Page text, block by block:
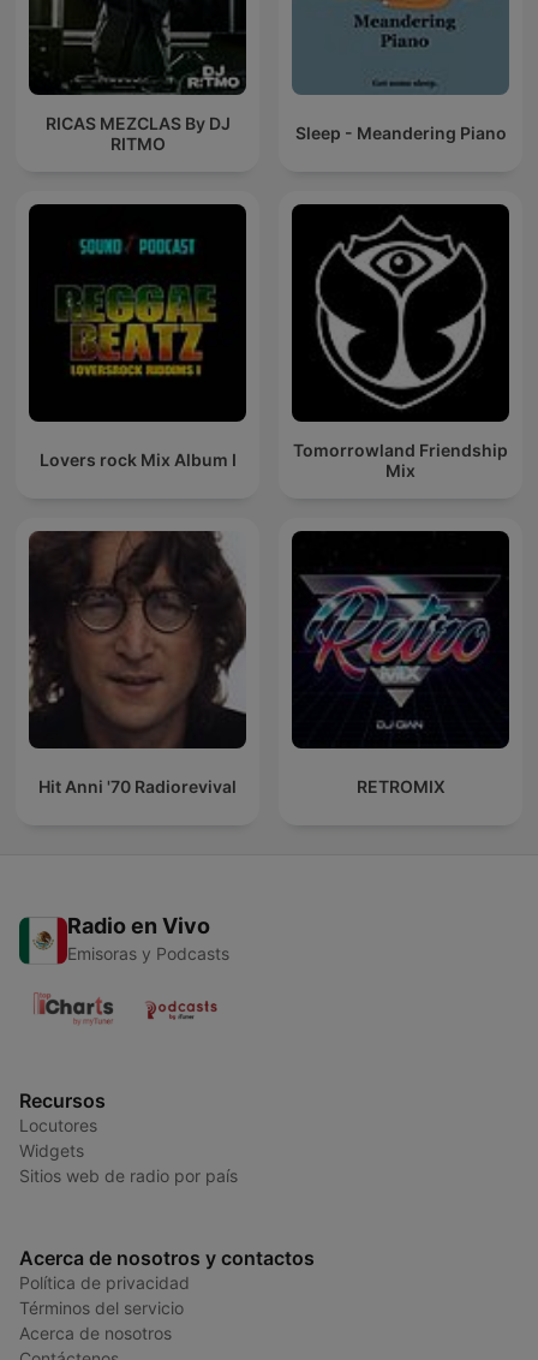
RICAS MEZCLAS By DJ
RITMO
Sleep - Meandering Piano
Lovers rock Mix Album I
Tomorrowland Friendship
Mix
Hit Anni '70 Radiorevival RETROMIX
Radio en Vivo
Emisoras y Podcasts
Recursos
Locutores
Widgets
Sitios web de radio por país
Acerca de nosotros y contactos
Política de privacidad
Términos del servicio
Acerca de nosotros